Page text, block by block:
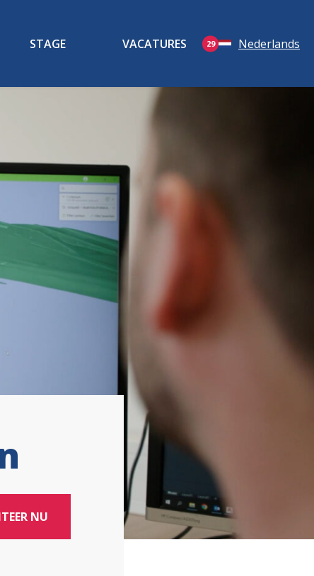
STAGE VACATURES Nederlands
NU